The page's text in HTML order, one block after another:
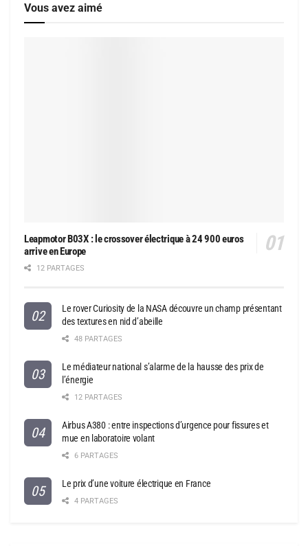
Vous avez aimé
Leapmotor B03X : le crossover électrique à 24 900 euros
arrive en Europe
12 PARTAGES
Le rover Curiosity de la NASA découvre un champ présentant
des textures en nid d’abeille
48 PARTAGES
Le médiateur national s’alarme de la hausse des prix de
l’énergie
12 PARTAGES
Airbus A380 : entre inspections d’urgence pour fissures et
mue en laboratoire volant
6 PARTAGES
Le prix d’une voiture électrique en France
4 PARTAGES